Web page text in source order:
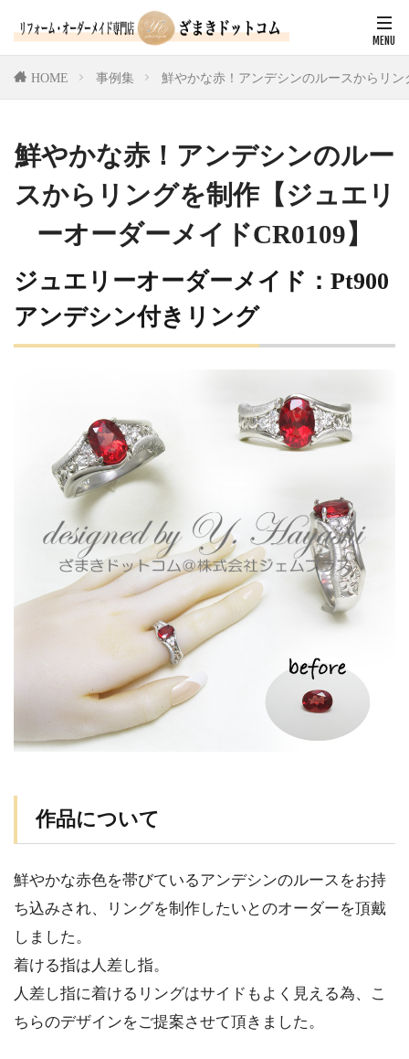
HOME 事例集 鮮やかな赤！アンデシンのルースからリ
鮮やかな赤！アンデシンのルー
スからリングを制作【ジュエリ
ーオーダーメイドCR0109】
ジュエリーオーダーメイド：Pt900
アンデシン付きリング
作品について
鮮やかな赤色を帯びているアンデシンのルースをお持
ち込みされ、リングを制作したいとのオーダーを頂戴
しました。
着ける指は人差し指。
人差し指に着けるリングはサイドもよく見える為、こ
ちらのデザインをご提案させて頂きました。